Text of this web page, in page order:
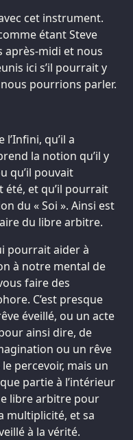
cet instrument.
étant Steve
après-midi et nous
ici s’il pourrait y
pourrions parler.
qu’il a
la notion qu’il y
qu’il pouvait
été, et qu’il pourrait
du « Soi ». Ainsi est
du libre arbitre.
pourrait aider à
à notre mental de
faire des
C’est presque
éveillé, ou un acte
ainsi dire, de
ou un rêve
percevoir, mais un
partie à l’intérieur
libre arbitre pour
multiplicité, et sa
à la vérité.